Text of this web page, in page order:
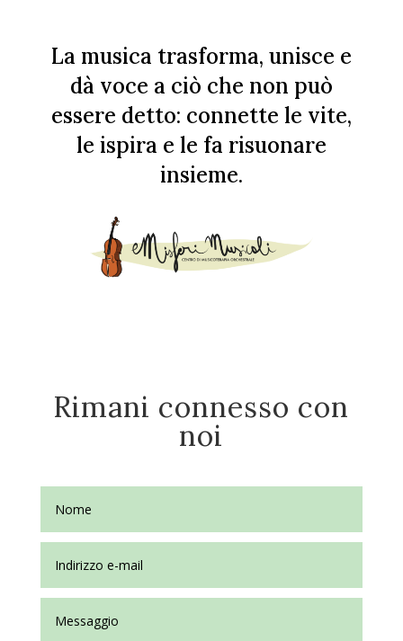
La musica trasforma, unisce e
dà voce a ciò che non può
essere detto: connette le vite,
le ispira e le fa risuonare
insieme.
Rimani connesso con
noi